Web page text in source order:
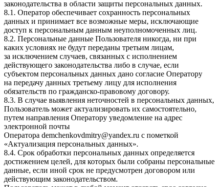
законодательства в области защиты персональных данных.
8.1. Оператор обеспечивает сохранность персональных
данных и принимает все возможные меры, исключающие
доступ к персональным данным неуполномоченных лиц.
8.2. Персональные данные Пользователя никогда, ни при
каких условиях не будут переданы третьим лицам,
за исключением случаев, связанных с исполнением
действующего законодательства либо в случае, если
субъектом персональных данных дано согласие Оператору
на передачу данных третьему лицу для исполнения
обязательств по гражданско-правовому договору.
8.3. В случае выявления неточностей в персональных данных,
Пользователь может актуализировать их самостоятельно,
путем направления Оператору уведомление на адрес
электронной почты
Оператора demchenkovdmitry@yandex.ru с пометкой
«Актуализация персональных данных».
8.4. Срок обработки персональных данных определяется
достижением целей, для которых были собраны персональные
данные, если иной срок не предусмотрен договором или
действующим законодательством.